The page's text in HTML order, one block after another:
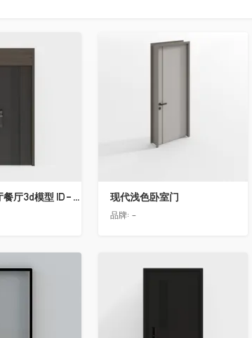
简欧轻奢客厅餐厅3d模型 ID-11490558入户门2 现代浅色卧室门
品牌: -
收藏